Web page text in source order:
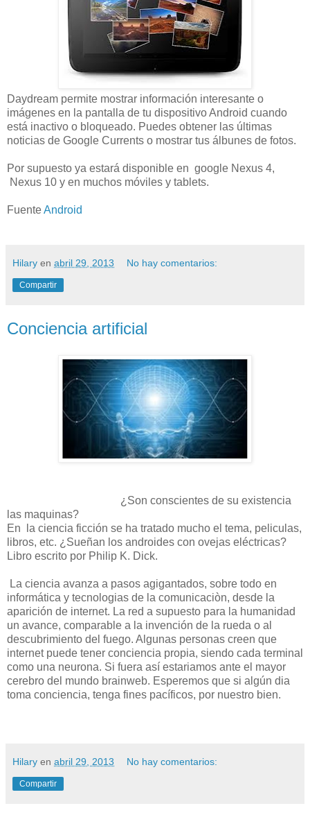
Daydream permite mostrar información interesante o
imágenes en la pantalla de tu dispositivo Android cuando
está inactivo o bloqueado. Puedes obtener las últimas
noticias de Google Currents o mostrar tus álbunes de fotos.
Por supuesto ya estará disponible en google Nexus 4,
Nexus 10 y en muchos móviles y tablets.
FuenteAndroid
Hilary en abril 29, 2013 No hay comentarios:
Compartir
Conciencia artificial
¿Son conscientes de su existencia
las maquinas?
En la ciencia ficción se ha tratado mucho el tema, peliculas,
libros, etc. ¿Sueñan los androides con ovejas eléctricas?
Libro escrito por Philip K. Dick.
La ciencia avanza a pasos agigantados, sobre todo en
informática y tecnologias de la comunicaciòn, desde la
aparición de internet. La red a supuesto para la humanidad
un avance, comparable a la invención de la rueda o al
descubrimiento del fuego. Algunas personas creen que
internet puede tener conciencia propia, siendo cada terminal
como una neurona. Si fuera así estariamos ante el mayor
cerebro del mundo brainweb. Esperemos que si algún dia
toma conciencia, tenga fines pacíficos, por nuestro bien.
Hilary en abril 29, 2013 No hay comentarios:
Compartir